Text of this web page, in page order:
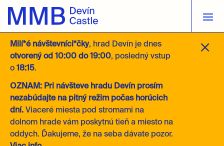
M
Milí*é návštevníci*čky, hrad Devín je dnes
otvorený od 10:00 do 19:00, posledný vstup
o 18:15.
OZNAM: Pri návšteve hradu Devín prosím
nezabúdajte na pitný režim počas horúcich
dní. Viaceré miesta pod stromami na
dolnom hrade vám poskytnú tieň a miesto na
oddych. Ďakujeme, že na seba dávate pozor.